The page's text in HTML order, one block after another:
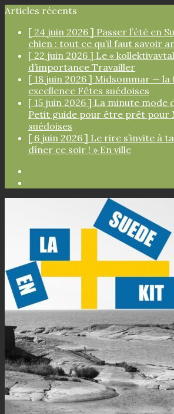
Articles récents
[ 24 juin 2026 ] Passer l’été en
chien : tout ce qu’il faut savoir
[ 22 juin 2026 ] Le «
d’importance Travailler
[ 18 juin 2026 ] Midsommar — la
excellence Fêtes suédoises
[ 15 juin 2026 ] La minute mode
Petit guide pour être prêt pour
suédoises
[ 6 juin 2026 ] Le rire s’invite à
dîner ce soir ! » En ville